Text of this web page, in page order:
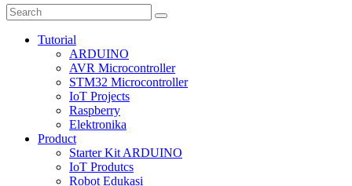
Tutorial
ARDUINO
AVR Microcontroller
STM32 Microcontroller
IoT Projects
Raspberry
Elektronika
Product
Starter Kit ARDUINO
IoT Produtcs
Robot Edukasi